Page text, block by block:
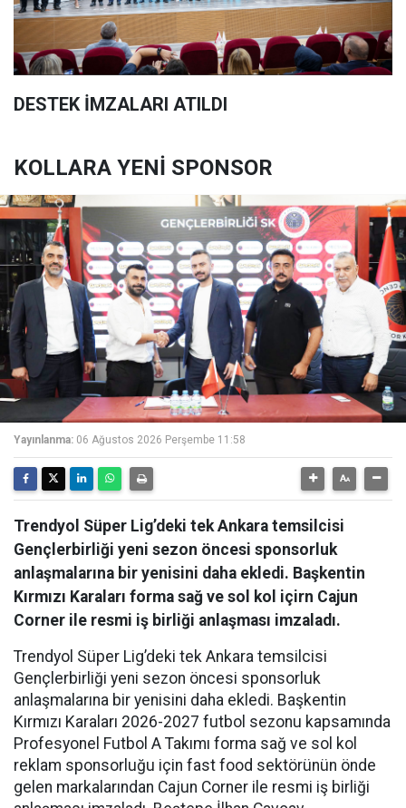
DESTEK İMZALARI ATILDI
KOLLARA YENİ SPONSOR
Yayınlanma: 06 Ağustos 2026 Perşembe 11:58
Trendyol Süper Lig’deki tek Ankara temsilcisi
Gençlerbirliği yeni sezon öncesi sponsorluk
anlaşmalarına bir yenisini daha ekledi. Başkentin
Kırmızı Karaları forma sağ ve sol kol içirn Cajun
Corner ile resmi iş birliği anlaşması imzaladı.
Trendyol Süper Lig’deki tek Ankara temsilcisi
Gençlerbirliği yeni sezon öncesi sponsorluk
anlaşmalarına bir yenisini daha ekledi. Başkentin
Kırmızı Karaları 2026-2027 futbol sezonu kapsamında
Profesyonel Futbol A Takımı forma sağ ve sol kol
reklam sponsorluğu için fast food sektörünün önde
gelen markalarından Cajun Corner ile resmi iş birliği